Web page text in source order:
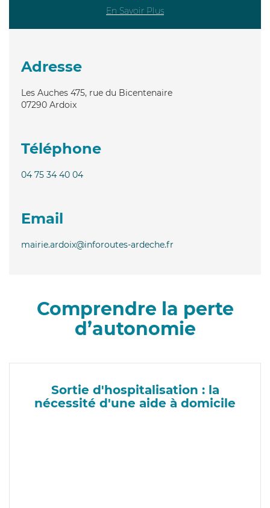
En Savoir Plus
Adresse
Les Auches 475, rue du Bicentenaire
07290 Ardoix
Téléphone
04 75 34 40 04
Email
mairie.ardoix@inforoutes-ardeche.fr
Comprendre la perte
d’autonomie
Sortie d'hospitalisation : la
nécessité d'une aide à domicile